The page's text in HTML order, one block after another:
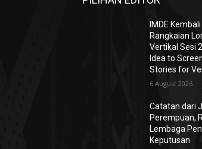
IMDE
Rangkaian
Vertikal Sesi
Idea to
Stories for
6 August 2026
Catatan dari
Perempuan,
Lembaga
Keputusan